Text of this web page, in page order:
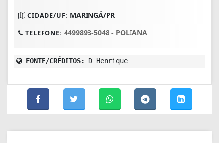
CIDADE/UF: MARINGÁ/PR
TELEFONE: 4499893-5048 - POLIANA
FONTE/CRÉDITOS: D Henrique